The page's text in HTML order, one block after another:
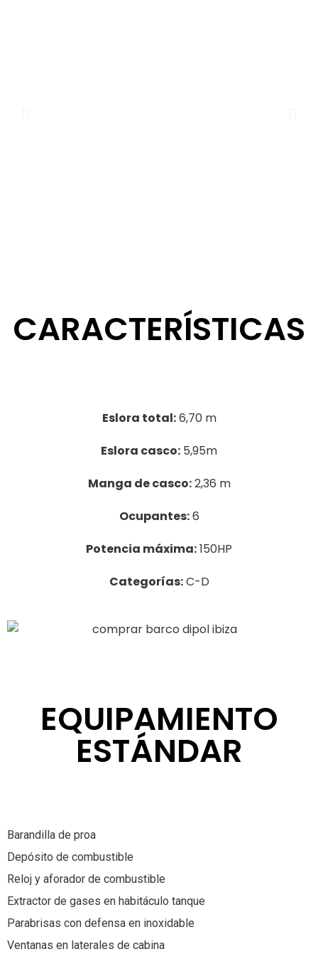
CARACTERÍSTICAS
Eslora total:6,70 m
Eslora casco: 5,95m
Manga de casco:2,36 m
Ocupantes:6
Potencia máxima:150HP
Categorías:C-D
EQUIPAMIENTO
ESTÁNDAR
Barandilla de proa
Depósito de combustible
Reloj y aforador de combustible
Extractor de gases en habitáculo tanque
Parabrisas con defensa en inoxidable
Ventanas en laterales de cabina